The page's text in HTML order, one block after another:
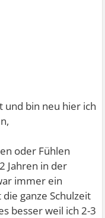
und bin neu hier ich
oder Fühlen
Jahren in der
immer ein
ganze Schulzeit
besser weil ich 2-3